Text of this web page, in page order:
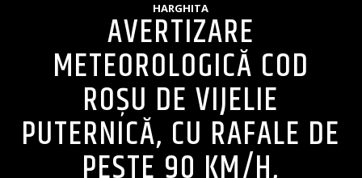
HARGHITA
AVERTIZARE
METEOROLOGICĂ COD
ROȘU DE VIJELIE
PUTERNICĂ, CU RAFALE DE